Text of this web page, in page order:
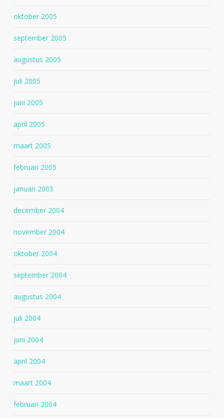
oktober 2005
september 2005
augustus 2005
juli 2005
juni 2005
april 2005
maart 2005
februari 2005
januari 2005
december 2004
november 2004
oktober 2004
september 2004
augustus 2004
juli 2004
juni 2004
april 2004
maart 2004
februari 2004